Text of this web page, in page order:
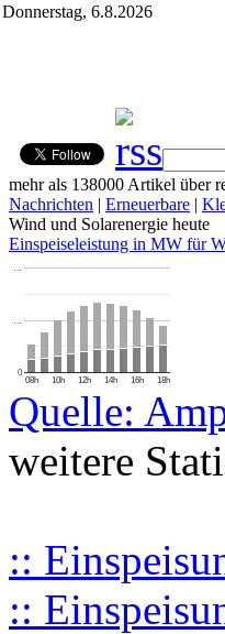
Donnerstag, 6.8.2026
mehr als 138000 Artikel über
Nachrichten | Erneuerbare |
Wind und Solarenergie heute
Einspeiseleistung in MW für
08h 10h 12h 14h 16h 18h
0
…
…
Quelle:
weitere
::
::